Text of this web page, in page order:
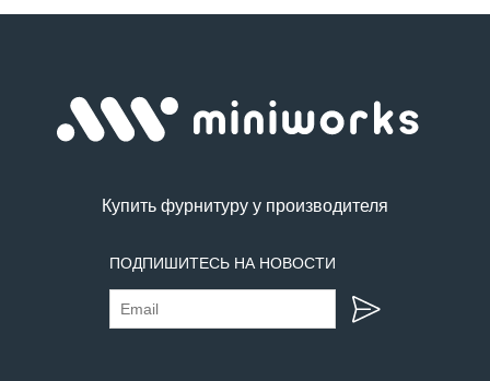
Купить фурнитуру у производителя
ПОДПИШИТЕСЬ НА НОВОСТИ